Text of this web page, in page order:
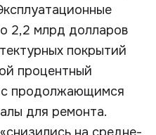
2,2 млрд долларов
покрытий
процентный
с продолжающимся
для ремонта.